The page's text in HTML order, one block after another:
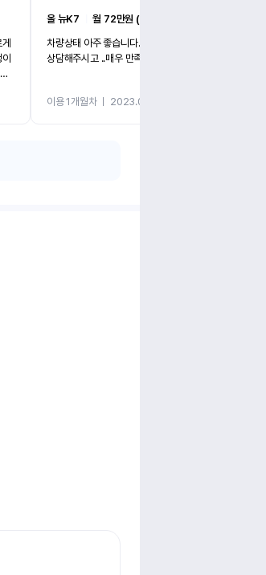
올 뉴K7 ㅣ월 72만원 (4개월)
차량상태 아주 좋습니다..사장님이 너무친절하게
상담해주시고 ..매우 만족합니다
이용 1개월차ㅣ 2023.06.10